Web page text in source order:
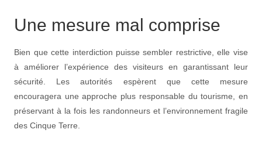
Une mesure mal comprise
Bien que cette interdiction puisse sembler restrictive, elle vise
à améliorer l’expérience des visiteurs en garantissant leur
sécurité. Les autorités espèrent que cette mesure
encouragera une approche plus responsable du tourisme, en
préservant à la fois les randonneurs et l’environnement fragile
des Cinque Terre.